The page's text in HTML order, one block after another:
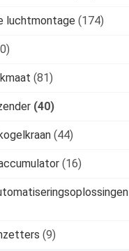
luchtmontage (174)
(81)
(40)
(44)
(16)
(9)